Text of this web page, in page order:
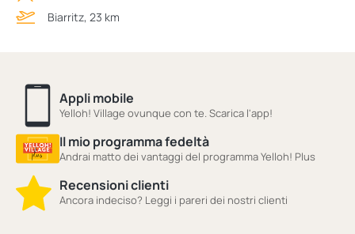
Biarritz, 23 km
Appli mobile
Yelloh! Village ovunque con te. Scarica l'app!
Il mio programma fedeltà
Andrai matto dei vantaggi del programma Yelloh! Plus
Recensioni clienti
Ancora indeciso? Leggi i pareri dei nostri clienti